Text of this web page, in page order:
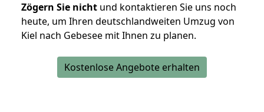
Zögern Sie nicht und kontaktieren Sie uns noch
heute, um Ihren deutschlandweiten Umzug von
Kiel nach Gebesee mit Ihnen zu planen.
Kostenlose Angebote erhalten